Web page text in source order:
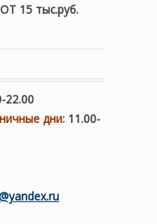
15 тыс.руб.
22.00
дни:11.00-